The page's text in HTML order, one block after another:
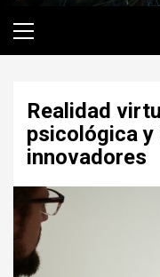
Menu
Realidad
psicológica
innovadores